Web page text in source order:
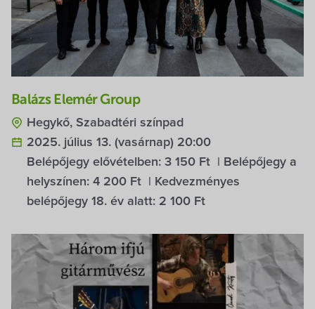
Balázs Elemér Group
Hegykő, Szabadtéri színpad
2025. július 13. (vasárnap) 20:00
Belépőjegy elővételben: 3 150 Ft | Belépőjegy a
helyszínen: 4 200 Ft | Kedvezményes
belépőjegy 18. év alatt: 2 100 Ft